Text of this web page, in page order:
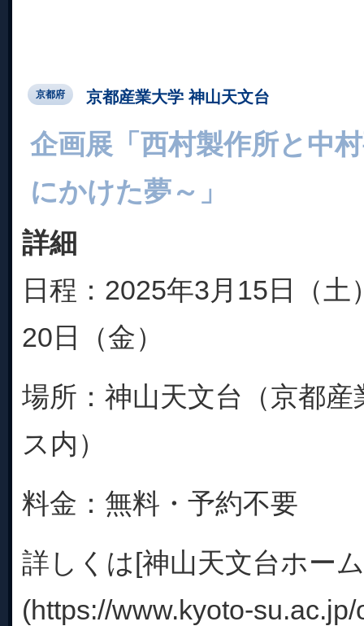
京都府 京都産業大学 神山天文台
企画展「西村製作所と中
にかけた夢～」
詳細
日程：2025年3月15日（土
20日（金）
場所：神山天文台（京都
ス内）
料金：無料・予約不要
詳しくは[神山天文台ホー
(https://www.kyoto-